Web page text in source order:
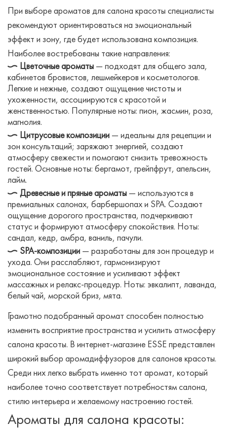
При выборе ароматов для салона красоты специалисты
рекомендуют ориентироваться на эмоциональный
эффект и зону, где будет использована композиция.
Наиболее востребованы такие направления:
Цветочные ароматы — подходят для общего зала,
кабинетов бровистов, лешмейкеров и косметологов.
Легкие и нежные, создают ощущение чистоты и
ухоженности, ассоциируются с красотой и
женственностью. Популярные ноты: пион, жасмин, роза,
магнолия.
Цитрусовые композиции — идеальны для рецепции и
зон консультаций; заряжают энергией, создают
атмосферу свежести и помогают снизить тревожность
гостей. Основные ноты: бергамот, грейпфрут, апельсин,
лайм.
Древесные и пряные ароматы — используются в
премиальных салонах, барбершопах и SPA. Создают
ощущение дорогого пространства, подчеркивают
статус и формируют атмосферу спокойствия. Ноты:
сандал, кедр, амбра, ваниль, пачули.
SPA-композиции — разработаны для зон процедур и
ухода. Они расслабляют, гармонизируют
эмоциональное состояние и усиливают эффект
массажных и релакс-процедур. Ноты: эвкалипт, лаванда,
белый чай, морской бриз, мята.
Грамотно подобранный аромат способен полностью
изменить восприятие пространства и усилить атмосферу
салона красоты. В интернет-магазине ESSE представлен
широкий выбор аромадиффузоров для салонов красоты.
Среди них легко выбрать именно тот аромат, который
наиболее точно соответствует потребностям салона,
стилю интерьера и желаемому настроению гостей.
Ароматы для салона красоты: